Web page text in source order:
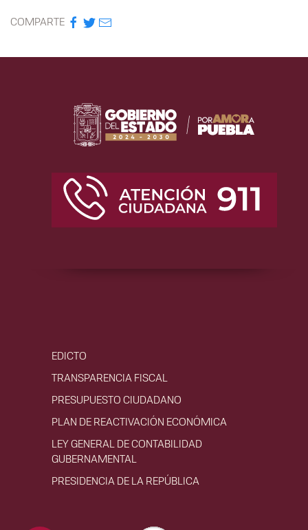
COMPARTE
EDICTO
TRANSPARENCIA FISCAL
PRESUPUESTO CIUDADANO
PLAN DE REACTIVACIÓN ECONÓMICA
LEY GENERAL DE CONTABILIDAD
GUBERNAMENTAL
PRESIDENCIA DE LA REPÚBLICA